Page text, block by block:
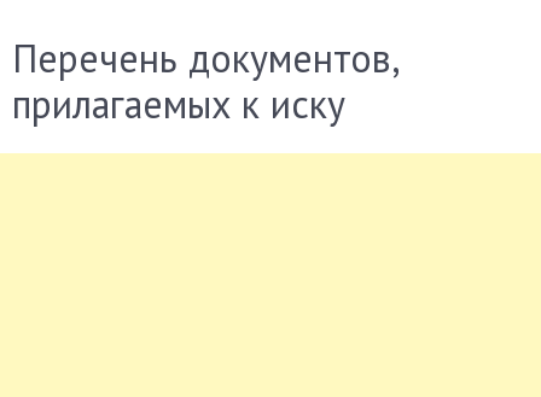
Перечень документов,
прилагаемых к иску